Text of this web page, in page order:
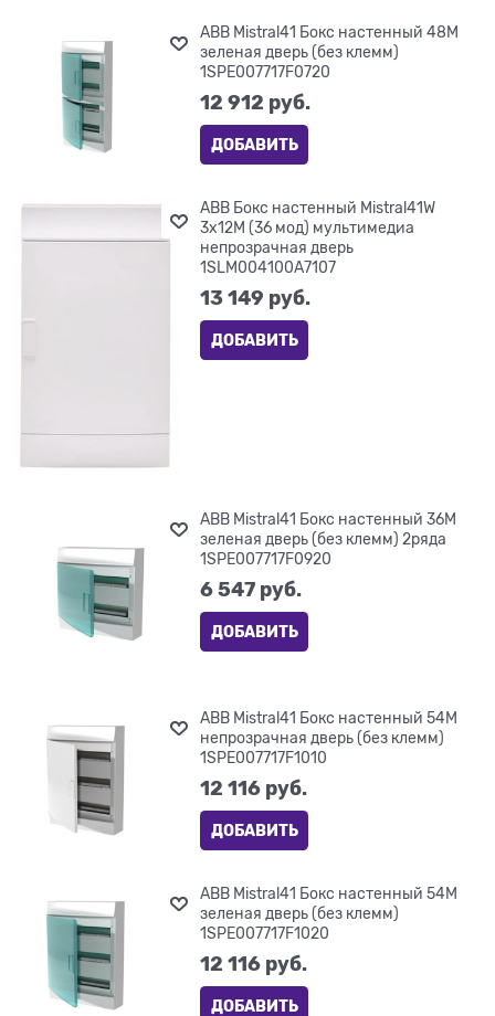
ABB Mistral41 Бокс настенный 48М
зеленая дверь (без клемм)
1SPE007717F0720
12 912 руб.
ДОБАВИТЬ
ABB Бокс настенный Mistral41W
3х12М (36 мод) мультимедиа
непрозрачная дверь
1SLM004100A7107
13 149 руб.
ДОБАВИТЬ
ABB Mistral41 Бокс настенный 36М
зеленая дверь (без клемм) 2ряда
1SPE007717F0920
6 547 руб.
ДОБАВИТЬ
ABB Mistral41 Бокс настенный 54М
непрозрачная дверь (без клемм)
1SPE007717F1010
12 116 руб.
ДОБАВИТЬ
ABB Mistral41 Бокс настенный 54М
зеленая дверь (без клемм)
1SPE007717F1020
12 116 руб.
ДОБАВИТЬ